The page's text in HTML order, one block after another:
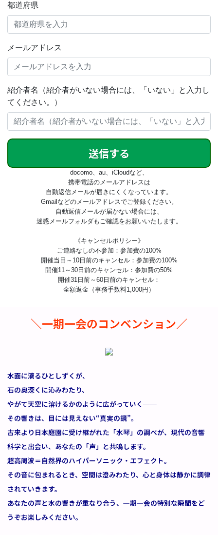
都道府県
メールアドレス
紹介者名（紹介者がいない場合には、「いない」と入力し
てください。）
送信する
docomo、au、iCloudなど、
携帯電話のメールアドレスは
自動返信メールが届きにくくなっています。
Gmailなどのメールアドレスでご登録ください。
自動返信メールが届かない場合には、
迷惑メールフォルダもご確認をお願いいたします。
《キャンセルポリシー》
ご連絡なしの不参加：参加費の100%
開催当日～10日前のキャンセル：参加費の100%
開催11～30日前のキャンセル：参加費の50%
開催31日前～60日前のキャンセル：
全額返金（事務手数料1,000円）
＼一期一会のコンベンション／
水面に滴るひとしずくが、
石の奥深くに沁みわたり、
やがて天空に溶けるかのように広がっていく──
その響きは、目には見えない“真実の鏡”。
古来より日本庭園に受け継がれた「水琴」の調べが、現代の音響
科学と出会い、あなたの「声」と共鳴します。
超高周波＝自然界のハイパーソニック・エフェクト。
その音に包まれるとき、空間は澄みわたり、心と身体は静かに調律
されていきます。
あなたの声と水の響きが重なり合う、一期一会の特別な瞬間をど
うぞお楽しみください。